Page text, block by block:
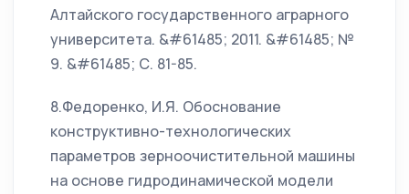
Алтайского государственного аграрного
университета. &#61485; 2011. &#61485; №
9. &#61485; С. 81-85.
8.Федоренко, И.Я. Обоснование
конструктивно-технологических
параметров зерноочистительной машины
на основе гидродинамической модели